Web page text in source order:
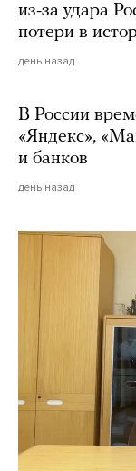
из-за удара
потери в
день назад
В России
«Яндекс»,
и банков
день назад